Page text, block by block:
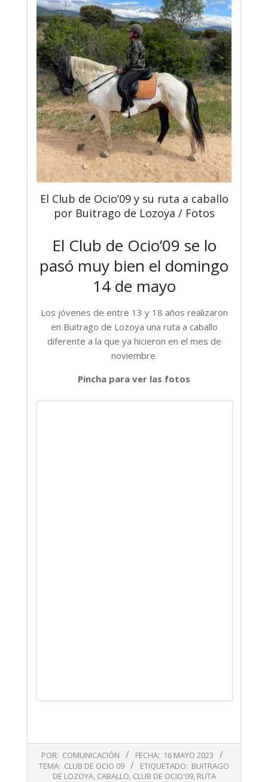
El Club de Ocio’09 y su ruta a caballo
por Buitrago de Lozoya / Fotos
El Club de Ocio’09 se lo
pasó muy bien el domingo
14 de mayo
Los jóvenes de entre 13 y 18 años realizaron
en Buitrago de Lozoya una ruta a caballo
diferente a la que ya hicieron en el mes de
noviembre.
Pincha para ver las fotos
05-
POR: COMUNICACIÓN FECHA: 16 MAYO 2023
TEMA: CLUB DE OCIO 09 ETIQUETADO: BUITRAGO
DE LOZOYA, CABALLO, CLUB DE OCIO'09, RUTA